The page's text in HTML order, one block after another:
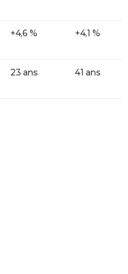
+4,6 % +4,1 %
23 ans 41 ans